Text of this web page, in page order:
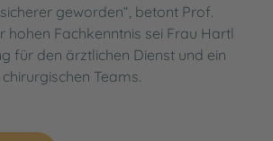
geworden“, betont Prof.
hohen Fachkenntnis sei Frau Hartl
für den ärztlichen Dienst und ein
Teams.